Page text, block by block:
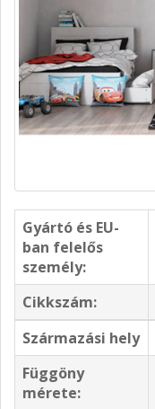
Gyártó és EU-
ban felelős
személy:
Cikkszám:
Származási hely
Függöny
mérete: